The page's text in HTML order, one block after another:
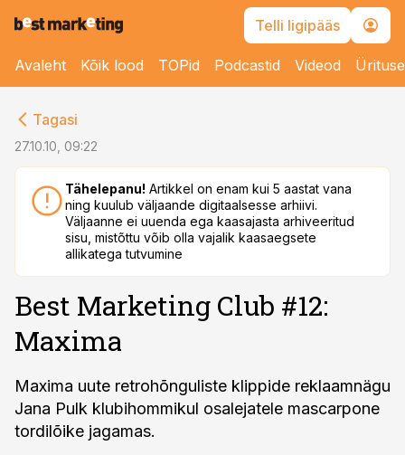
Telli ligipääs
Avaleht Kõik lood TOPid Podcastid Videod
Tagasi
27.10.10, 09:22
Tähelepanu! Artikkel on enam kui 5 aastat vana
ning kuulub väljaande digitaalsesse arhiivi.
Väljaanne ei uuenda ega kaasajasta arhiveeritud
sisu, mistõttu võib olla vajalik kaasaegsete
allikatega tutvumine
Best Marketing Club #12:
Maxima
Maxima uute retrohõnguliste klippide reklaamnägu
Jana Pulk klubihommikul osalejatele mascarpone
tordilõike jagamas.